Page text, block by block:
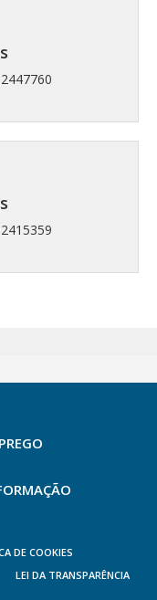
2447760
2415359
DE COOKIES
LEI DA TRANSPARÊNCIA